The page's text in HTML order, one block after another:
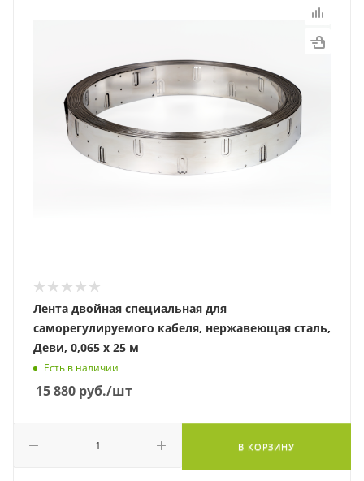
Лента двойная специальная для
саморегулируемого кабеля, нержавеющая сталь,
Деви, 0,065 х 25 м
Есть в наличии
15 880 руб./шт
В КОРЗИНУ